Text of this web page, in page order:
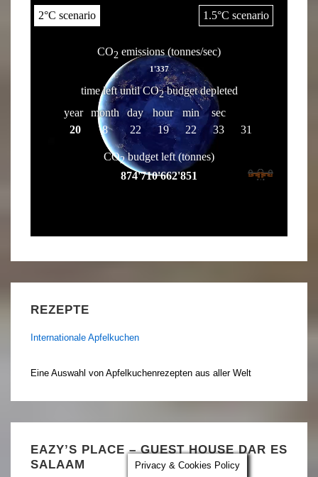
REZEPTE
Internationale Apfelkuchen
Eine Auswahl von Apfelkuchenrezepten aus aller Welt
EAZY’S PLACE – GUEST HOUSE DAR ES
SALAAM
Privacy & Cookies Policy